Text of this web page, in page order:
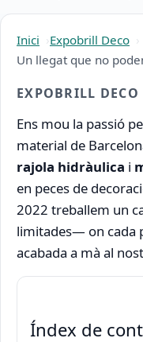
Inici
Expobrill Deco
Un llegat que no
EXPOBRILL DECO
Ens mou la passió
material de
rajola hidràulica i
en peces de
2022 treballem un
limitades— on cada
acabada a mà al
Índex de